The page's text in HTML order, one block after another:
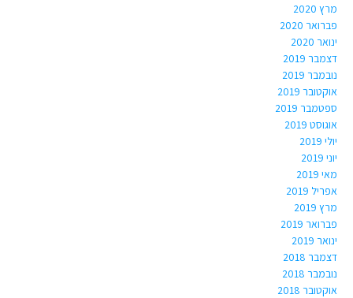
מרץ 2020
פברואר 2020
ינואר 2020
דצמבר 2019
נובמבר 2019
אוקטובר 2019
ספטמבר 2019
אוגוסט 2019
יולי 2019
יוני 2019
מאי 2019
אפריל 2019
מרץ 2019
פברואר 2019
ינואר 2019
דצמבר 2018
נובמבר 2018
אוקטובר 2018